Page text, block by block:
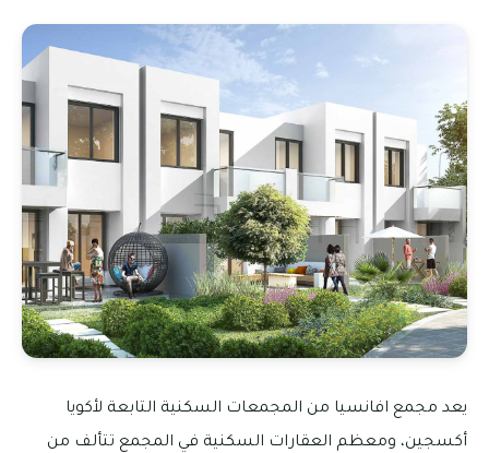
يعد مجمع افانسيا من المجمعات السكنية التابعة لأكويا
أكسجين، ومعظم العقارات السكنية في المجمع تتألف من